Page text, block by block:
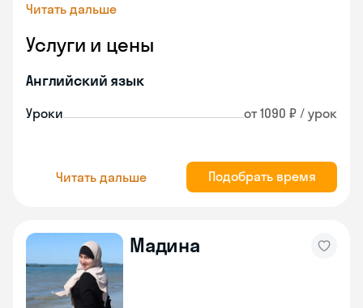
Читать дальше
Услуги и цены
Английский язык
Уроки от 1090 ₽ / урок
Читать дальше Подобрать время
Мадина